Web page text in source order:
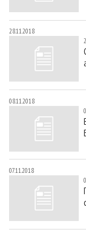
28.11.2018
08.11.2018
07.11.2018